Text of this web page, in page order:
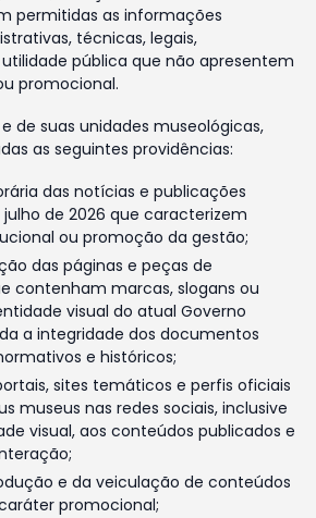
permitidas as informações
técnicas, legais,
pública que não apresentem
promocional.
de suas unidades museológicas,
as seguintes providências:
das notícias e publicações
de 2026 que caracterizem
ou promoção da gestão;
das páginas e peças de
contenham marcas, slogans ou
visual do atual Governo
a integridade dos documentos
e históricos;
sites temáticos e perfis oficiais
museus nas redes sociais, inclusive
visual, aos conteúdos publicados e
e da veiculação de conteúdos
promocional;